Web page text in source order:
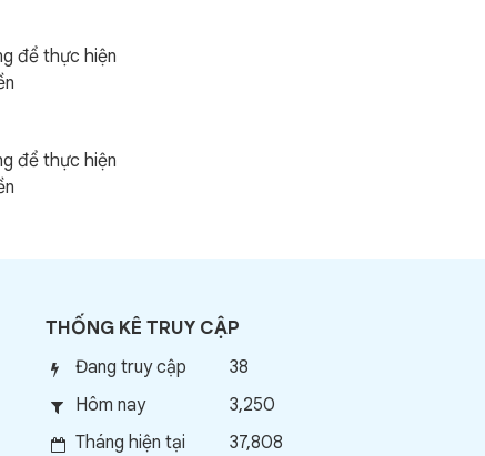
để thực hiện
để thực hiện
THỐNG KÊ TRUY CẬP
Đang truy cập
38
Hôm nay
3,250
Tháng hiện tại
37,808